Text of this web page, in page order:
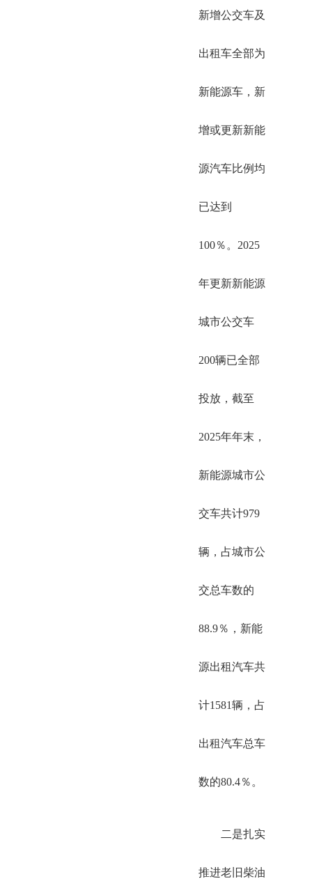
新增公交车及
出租车全部为
新能源车，新
增或更新新能
源汽车比例均
已达到
100％。2025
年更新新能源
城市公交车
200辆已全部
投放，截至
2025年年末，
新能源城市公
交车共计979
辆，占城市公
交总车数的
88.9％，新能
源出租汽车共
计1581辆，占
出租汽车总车
数的80.4％。
二是扎实
推进老旧柴油